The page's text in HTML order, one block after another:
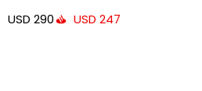
USD 290 USD 247